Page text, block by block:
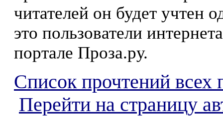
читателей он будет учтен
это пользователи
портале Проза.ру.
Список прочтений всех
Перейти на страницу